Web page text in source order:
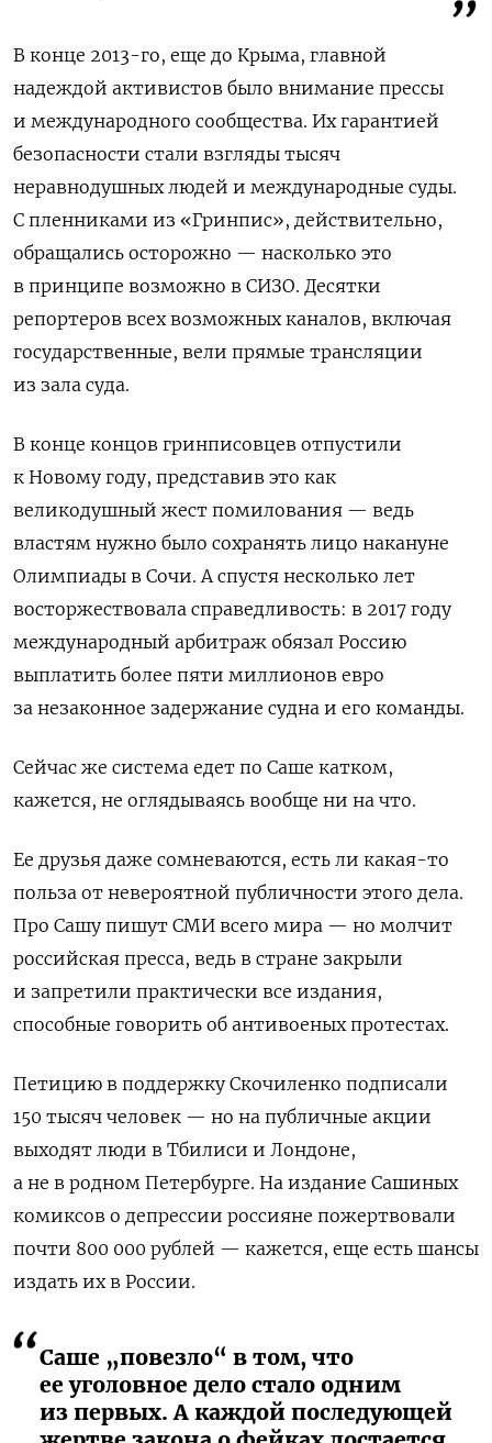
В конце 2013-го, еще до Крыма, главной
надеждой активистов было внимание прессы
и международного сообщества. Их гарантией
безопасности стали взгляды тысяч
неравнодушных людей и международные суды.
С пленниками из «Гринпис», действительно,
обращались осторожно — насколько это
в принципе возможно в СИЗО. Десятки
репортеров всех возможных каналов, включая
государственные, вели прямые трансляции
из зала суда.
В конце концов гринписовцев отпустили
к Новому году, представив это как
великодушный жест помилования — ведь
властям нужно было сохранять лицо накануне
Олимпиады в Сочи. А спустя несколько лет
восторжествовала справедливость: в 2017 году
международный арбитраж обязал Россию
выплатить более пяти миллионов евро
за незаконное задержание судна и его команды.
Сейчас же система едет по Саше катком,
кажется, не оглядываясь вообще ни на что.
Ее друзья даже сомневаются, есть ли какая-то
польза от невероятной публичности этого дела.
Про Сашу пишут СМИ всего мира — но молчит
российская пресса, ведь в стране закрыли
и запретили практически все издания,
способные говорить об антивоеных протестах.
Петицию в поддержку Скочиленко подписали
150 тысяч человек — но на публичные акции
выходят люди в Тбилиси и Лондоне,
а не в родном Петербурге. На издание Сашиных
комиксов о депрессии россияне пожертвовали
почти 800 000 рублей — кажется, еще есть шансы
издать их в России.
Саше „повезло“ в том, что
ее уголовное дело стало одним
из первых. А каждой последующей